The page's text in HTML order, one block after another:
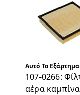
Αυτό Το
107-0266:
αέρα